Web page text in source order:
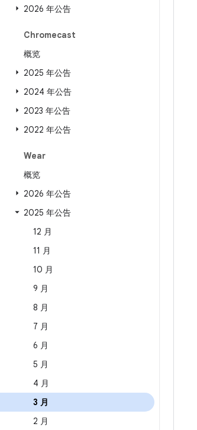
2026 年公告
Chromecast
概览
2025 年公告
2024 年公告
2023 年公告
2022 年公告
Wear
概览
2026 年公告
2025 年公告
12 月
11 月
10 月
9 月
8 月
7 月
6 月
5 月
4 月
3 月
2 月